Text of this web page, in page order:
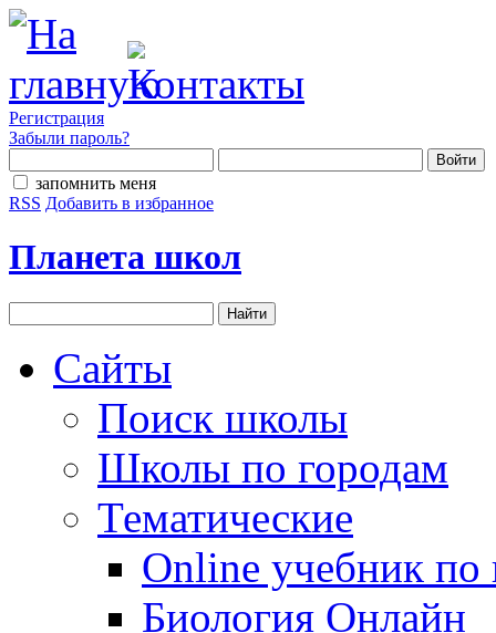
Регистрация
Забыли пароль?
запомнить меня
RSS Добавить в избранное
Планета школ
Сайты
Поиск школы
Школы по городам
Тематические
Online учебник по
Биология Онлайн